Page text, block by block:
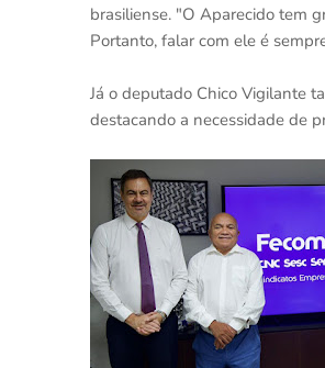
brasiliense. "O Aparecido tem
Portanto, falar com ele é
Já o deputado Chico Vigilante
destacando a necessidade de